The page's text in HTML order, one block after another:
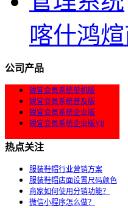
喀什鸿
公司产品
锐宜会员系统单机版
锐宜会员系统普及版
锐宜会员系统企业版
锐宜会员系统企业版V8
热点关注
服装鞋帽行业营销方案
服装鞋帽店面设置尺码颜色
商家如何使用分销功能？
微信小程序怎么做？